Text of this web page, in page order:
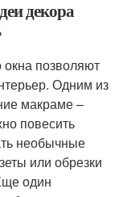
декора
окна позволяют
Одним из
макраме –
повесить
необычные
или обрезки
один